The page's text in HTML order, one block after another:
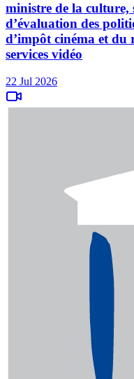
ministre de la culture,
d’évaluation des
d’impôt cinéma et du
services vidéo
22 Jul 2026